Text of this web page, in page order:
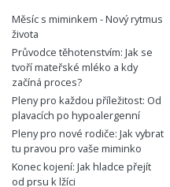
Měsíc s miminkem - Nový rytmus
života
Průvodce těhotenstvím: Jak se
tvoří mateřské mléko a kdy
začíná proces?
Pleny pro každou příležitost: Od
plavacích po hypoalergenní
Pleny pro nové rodiče: Jak vybrat
tu pravou pro vaše miminko
Konec kojení: Jak hladce přejít
od prsu k lžíci